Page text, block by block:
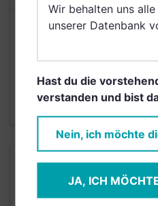
Risikoeinstufung
KURSENTWICKLUNG
Wir behalten uns
unserer Datenbank
Hast du die
verstanden und bist
Nein, ich möchte
JA, ICH